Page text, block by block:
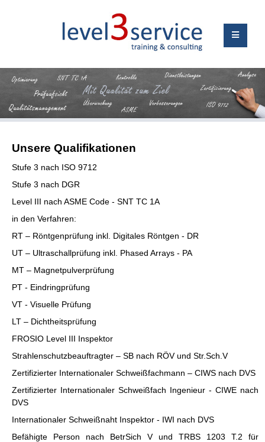
Unsere Qualifikationen
Stufe 3 nach ISO 9712
Stufe 3 nach DGR
Level III nach ASME Code - SNT TC 1A
in den Verfahren:
RT – Röntgenprüfung inkl. Digitales Röntgen - DR
UT – Ultraschallprüfung inkl. Phased Arrays - PA
MT – Magnetpulverprüfung
PT - Eindringprüfung
VT - Visuelle Prüfung
LT – Dichtheitsprüfung
FROSIO Level III Inspektor
Strahlenschutzbeauftragter – SB nach RÖV und Str.Sch.V
Zertifizierter Internationaler Schweißfachmann – CIWS nach DVS
Zertifizierter Internationaler Schweißfach Ingenieur - CIWE nach
DVS
Internationaler Schweißnaht Inspektor - IWI nach DVS
Befähigte Person nach BetrSich V und TRBS 1203 T.2 für